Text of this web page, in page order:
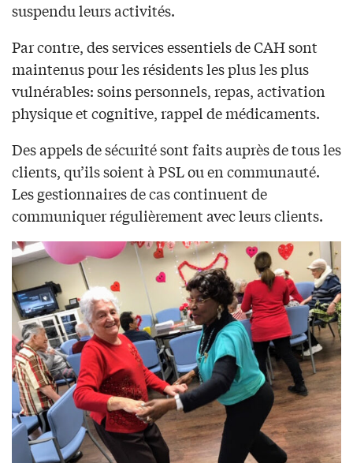
suspendu leurs activités.
Par contre, des services essentiels de CAH sont
maintenus pour les résidents les plus les plus
vulnérables: soins personnels, repas, activation
physique et cognitive, rappel de médicaments.
Des appels de sécurité sont faits auprès de tous les
clients, qu’ils soient à PSL ou en communauté.
Les gestionnaires de cas continuent de
communiquer régulièrement avec leurs clients.